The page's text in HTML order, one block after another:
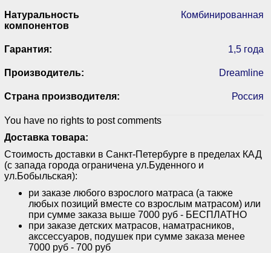
Натуральность
компонентов
Комбинированная
Гарантия: 1,5 года
Производитель: Dreamline
Страна производителя: Россия
You have no rights to post comments
Доставка товара:
Стоимость доставки в Санкт-Петербурге в пределах КАД
(с запада города ограничена ул.Буденного и
ул.Бобыльская):
ри заказе любого взрослого матраса (а также
любых позиций вместе со взрослым матрасом) или
при сумме заказа выше 7000 руб - БЕСПЛАТНО
при заказе детских матрасов, наматрасников,
акссессуаров, подушек при сумме заказа менее
7000 руб - 700 руб